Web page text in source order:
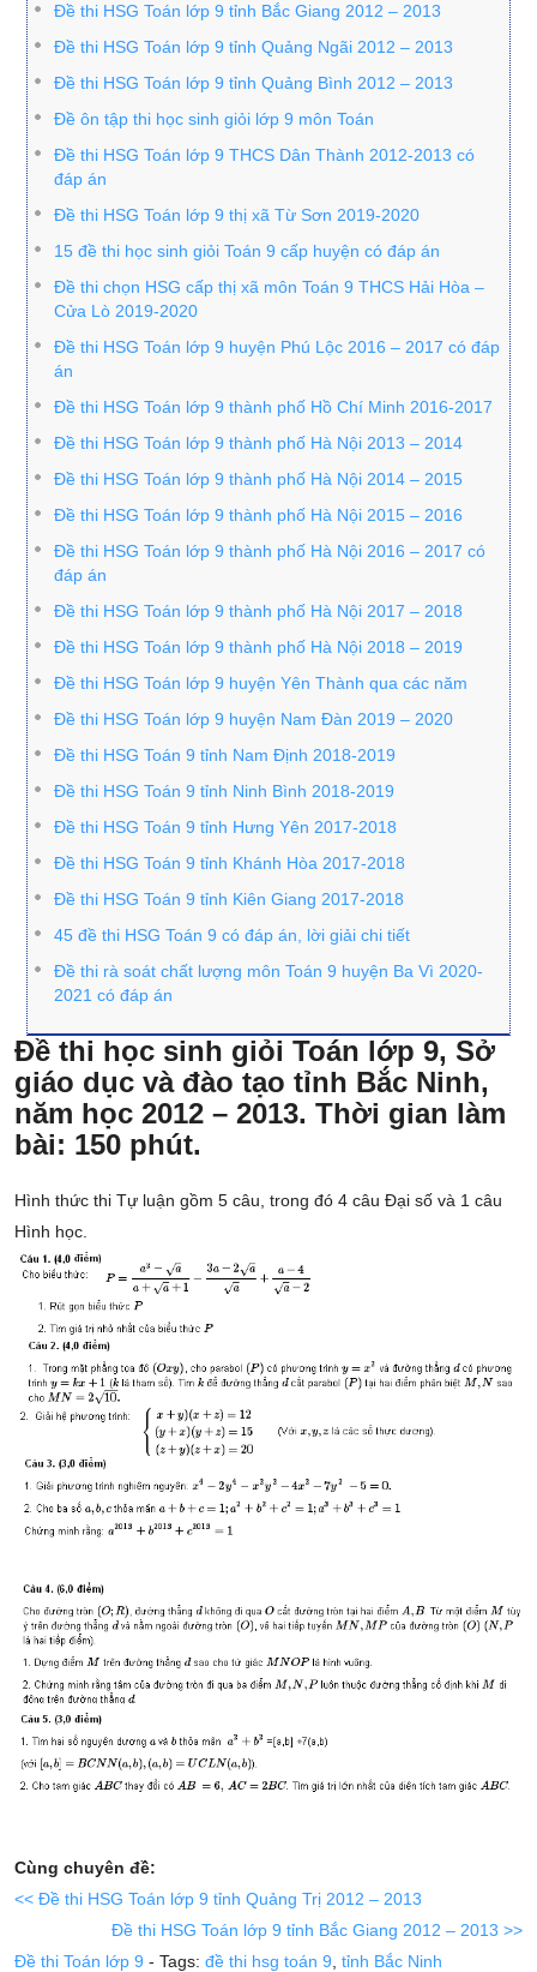
Đề thi HSG Toán lớp 9 tỉnh Bắc Giang 2012 – 2013
Đề thi HSG Toán lớp 9 tỉnh Quảng Ngãi 2012 – 2013
Đề thi HSG Toán lớp 9 tỉnh Quảng Bình 2012 – 2013
Đề ôn tập thi học sinh giỏi lớp 9 môn Toán
Đề thi HSG Toán lớp 9 THCS Dân Thành 2012-2013 có
đáp án
Đề thi HSG Toán lớp 9 thị xã Từ Sơn 2019-2020
15 đề thi học sinh giỏi Toán 9 cấp huyện có đáp án
Đề thi chọn HSG cấp thị xã môn Toán 9 THCS Hải Hòa –
Cửa Lò 2019-2020
Đề thi HSG Toán lớp 9 huyện Phú Lộc 2016 – 2017 có đáp
án
Đề thi HSG Toán lớp 9 thành phố Hồ Chí Minh 2016-2017
Đề thi HSG Toán lớp 9 thành phố Hà Nội 2013 – 2014
Đề thi HSG Toán lớp 9 thành phố Hà Nội 2014 – 2015
Đề thi HSG Toán lớp 9 thành phố Hà Nội 2015 – 2016
Đề thi HSG Toán lớp 9 thành phố Hà Nội 2016 – 2017 có
đáp án
Đề thi HSG Toán lớp 9 thành phố Hà Nội 2017 – 2018
Đề thi HSG Toán lớp 9 thành phố Hà Nội 2018 – 2019
Đề thi HSG Toán lớp 9 huyện Yên Thành qua các năm
Đề thi HSG Toán lớp 9 huyện Nam Đàn 2019 – 2020
Đề thi HSG Toán 9 tỉnh Nam Định 2018-2019
Đề thi HSG Toán 9 tỉnh Ninh Bình 2018-2019
Đề thi HSG Toán 9 tỉnh Hưng Yên 2017-2018
Đề thi HSG Toán 9 tỉnh Khánh Hòa 2017-2018
Đề thi HSG Toán 9 tỉnh Kiên Giang 2017-2018
45 đề thi HSG Toán 9 có đáp án, lời giải chi tiết
Đề thi rà soát chất lượng môn Toán 9 huyện Ba Vì 2020-
2021 có đáp án
Đề thi học sinh giỏi Toán lớp 9, Sở
giáo dục và đào tạo tỉnh Bắc Ninh,
năm học 2012 – 2013. Thời gian làm
bài: 150 phút.
Hình thức thi Tự luận gồm 5 câu, trong đó 4 câu Đại số và 1 câu
Hình học.
Cùng chuyên đề:
<< Đề thi HSG Toán lớp 9 tỉnh Quảng Trị 2012 – 2013
Đề thi HSG Toán lớp 9 tỉnh Bắc Giang 2012 – 2013 >>
Đề thi Toán lớp 9 - Tags: đề thi hsg toán 9 tỉnh Bắc Ninh